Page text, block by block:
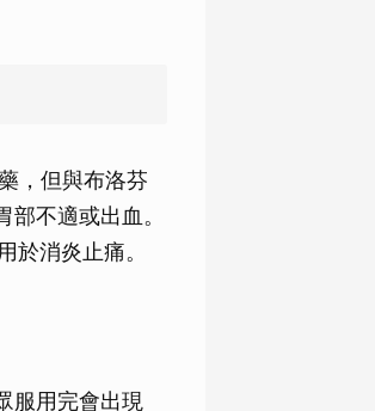
，但與布洛芬
不適或出血。
於消炎止痛。
服用完會出現